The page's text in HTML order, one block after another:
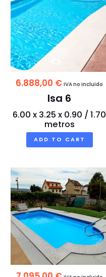
6.888,00 € IVA no incluido
Isa 6
6.00 x 3.25 x 0.90 / 1.70
metros
ADD TO CART